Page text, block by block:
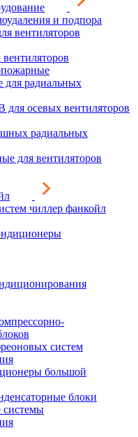
и подпора
вентиляторов
радиальных
осевых вентиляторов
радиальных
для вентиляторов
чиллер фанкойл
систем
большой
блоки
системы